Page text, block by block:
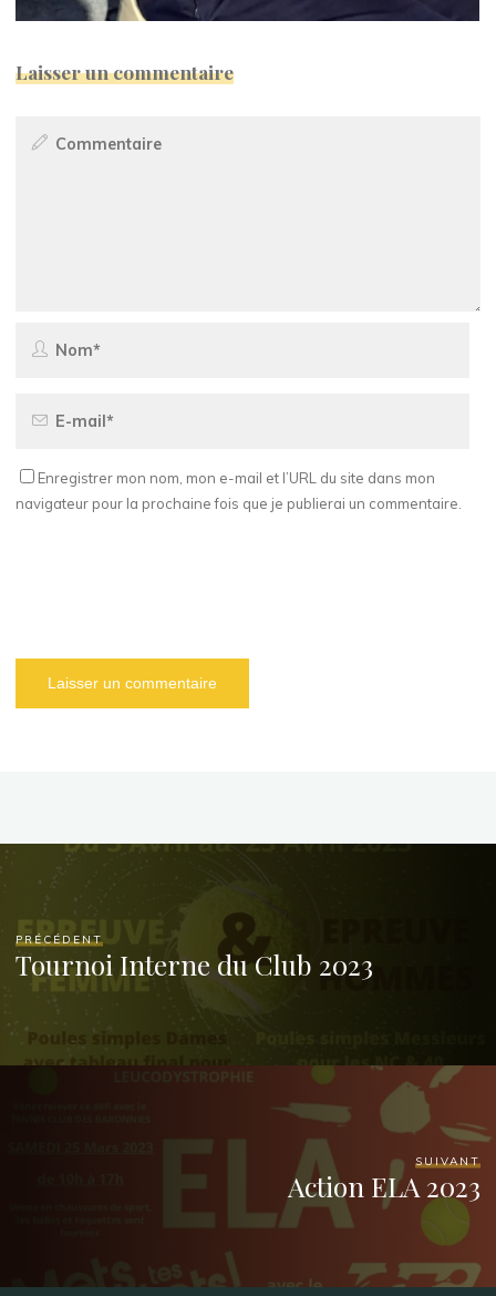
Laisser un commentaire
Enregistrer mon nom, mon e-mail et l’URL du site dans mon
navigateur pour la prochaine fois que je publierai un commentaire.
PRÉCÉDENT
Tournoi Interne du Club 2023
SUIVANT
Action ELA 2023